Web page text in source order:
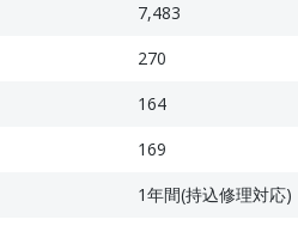
7,483
270
164
169
1年間(持込修理対応)